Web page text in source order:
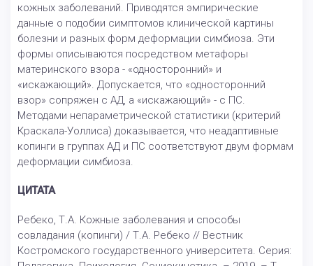
кожных заболеваний. Приводятся эмпирические
данные о подобии симптомов клинической картины
болезни и разных форм деформации симбиоза. Эти
формы описываются посредством метафоры
материнского взора - «односторонний» и
«искажающий». Допускается, что «односторонний
взор» сопряжен с АД, а «искажающий» - с ПС.
Методами непараметрической статистики (критерий
Краскала-Уоллиса) доказывается, что неадаптивные
копинги в группах АД и ПС соответствуют двум формам
деформации симбиоза.
ЦИТАТА
Ребеко, Т.А. Кожные заболевания и способы
совладания (копинги) / Т.А. Ребеко // Вестник
Костромского государственного университета. Серия: